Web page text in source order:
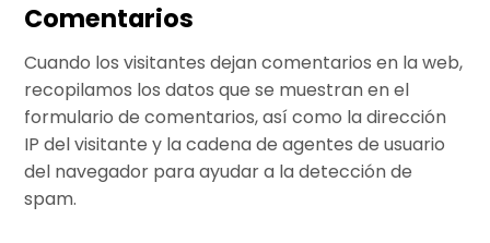
Comentarios
Cuando los visitantes dejan comentarios en la web,
recopilamos los datos que se muestran en el
formulario de comentarios, así como la dirección
IP del visitante y la cadena de agentes de usuario
del navegador para ayudar a la detección de
spam.